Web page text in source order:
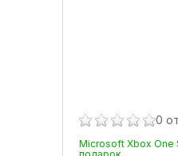
0
Microsoft Xbox One